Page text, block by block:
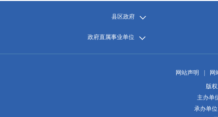
县区政府
政府直属事业单位
网站声明
网
版
主办单
承办单